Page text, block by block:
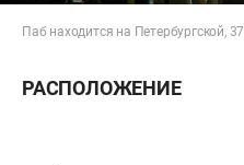
Паб находится на Петербургской, 37
РАСПОЛОЖЕНИЕ